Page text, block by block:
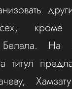
кроме
Белала.
титул